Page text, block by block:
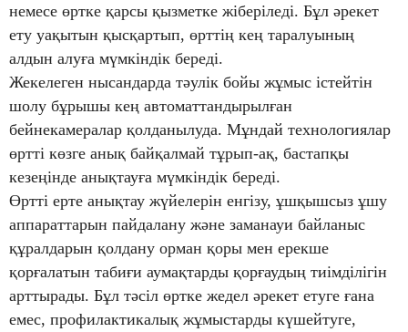
немесе өртке қарсы қызметке жіберіледі. Бұл әрекет
ету уақытын қысқартып, өрттің кең таралуының
алдын алуға мүмкіндік береді.
Жекелеген нысандарда тәулік бойы жұмыс істейтін
шолу бұрышы кең автоматтандырылған
бейнекамералар қолданылуда. Мұндай технологиялар
өртті көзге анық байқалмай тұрып-ақ, бастапқы
кезеңінде анықтауға мүмкіндік береді.
Өртті ерте анықтау жүйелерін енгізу, ұшқышсыз ұшу
аппараттарын пайдалану және заманауи байланыс
құралдарын қолдану орман қоры мен ерекше
қорғалатын табиғи аумақтарды қорғаудың тиімділігін
арттырады. Бұл тәсіл өртке жедел әрекет етуге ғана
емес, профилактикалық жұмыстарды күшейтуге,